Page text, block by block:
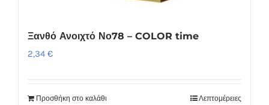
Ξανθό Ανοιχτό Νο78 – COLOR time
2,34 €
Προσθήκη στο καλάθι Λεπτομέρειες